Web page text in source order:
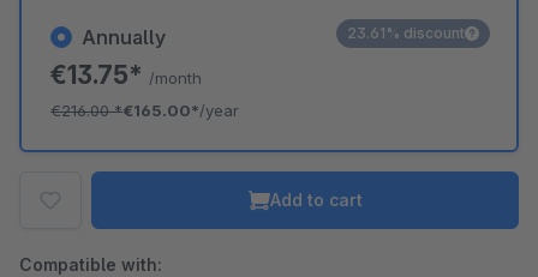
Annually
€13.75* /month
€216.00*€165.00*/year
23.61% discount
Add to cart
Compatible with: